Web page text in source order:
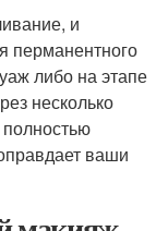
и
перманентного
либо на этапе
несколько
ваши